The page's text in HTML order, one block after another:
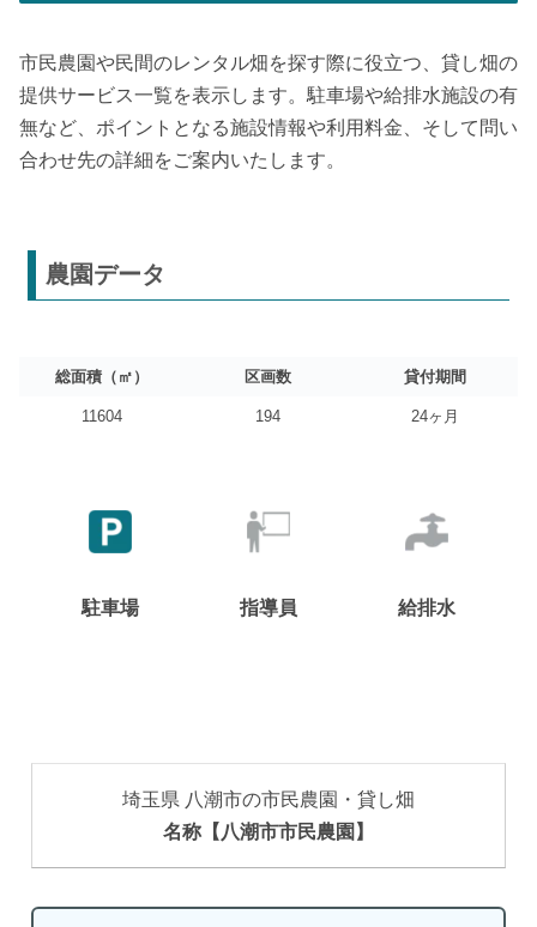
市民農園や民間のレンタル畑を探す際に役立つ、貸し畑の
提供サービス一覧を表示します。駐車場や給排水施設の有
無など、ポイントとなる施設情報や利用料金、そして問い
合わせ先の詳細をご案内いたします。
農園データ
総面積（㎡） 区画数 貸付期間
11604 194 24ヶ月
駐車場 指導員 給排水
埼玉県 八潮市の市民農園・貸し畑
名称【八潮市市民農園】